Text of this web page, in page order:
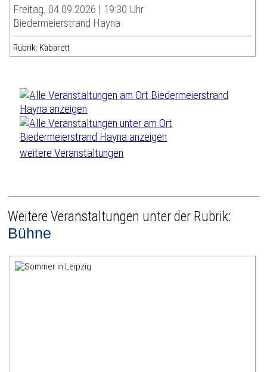
Freitag, 04.09.2026 | 19:30 Uhr
Biedermeierstrand Hayna
Rubrik: Kabarett
weitere Veranstaltungen
Weitere Veranstaltungen unter der Rubrik:
Bühne